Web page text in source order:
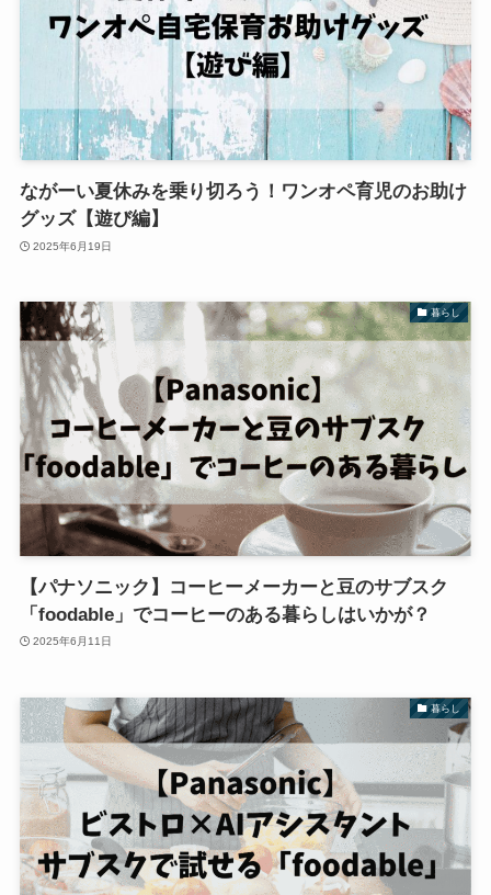
ながーい夏休みを乗り切ろう！ワンオペ育児のお助け
グッズ【遊び編】
2025年6月19日
暮らし
【パナソニック】コーヒーメーカーと豆のサブスク
「foodable」でコーヒーのある暮らしはいかが？
2025年6月11日
暮らし